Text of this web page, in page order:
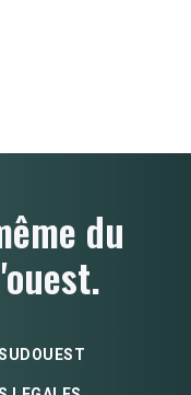
du